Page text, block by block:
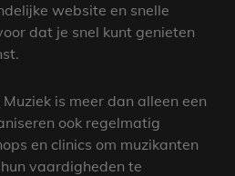
website en snelle
dat je snel kunt genieten
is meer dan alleen een
ook regelmatig
en clinics om muzikanten
vaardigheden te